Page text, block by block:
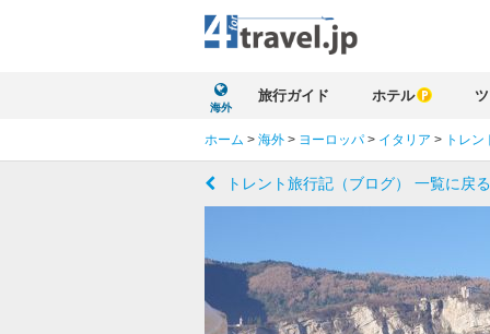
海外
旅行ガイド ホテル
ホーム > 海外 > ヨーロッパ > イタリア > トレン
トレント旅行記（ブログ） 一覧に戻る